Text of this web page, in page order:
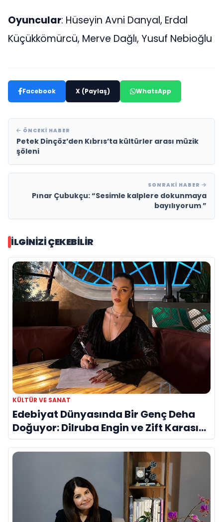
Oyuncular: Hüseyin Avni Danyal, Erdal
Küçükkömürcü, Merve Dağlı, Yusuf Nebioğlu
Facebook X (Paylaş) WhatsApp
ÖNCEKI HABER
Petek Dinçöz’den Kıbrıs’ta kültürler arası müzik
şöleni
SONRAKI HABER
Pınar Çubukçu: “Sesimle kalplere dokunmaya
bayılıyorum ”
İLGINIZI ÇEKEBILIR
KÜLTÜR VE SANAT
Edebiyat Dünyasında Bir Genç Deha
Doğuyor: Dilruba Engin ve Zift Karası
Evreni ‘AVENOİR’